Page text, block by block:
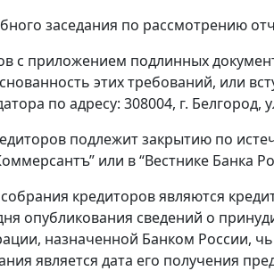
заседания по рассмотрению
с приложением подлинных
этих требований, или
по адресу: 308004, г. Белгород,
подлежит закрытию по
или в “Вестнике Банка
кредиторов являются
опубликования сведений о
назначенной Банком России,
является дата его получения